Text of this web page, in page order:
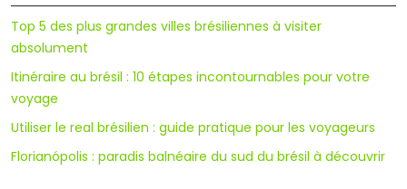
Top 5 des plus grandes villes brésiliennes à visiter
absolument
Itinéraire au brésil : 10 étapes incontournables pour votre
voyage
Utiliser le real brésilien : guide pratique pour les voyageurs
Florianópolis : paradis balnéaire du sud du brésil à découvrir